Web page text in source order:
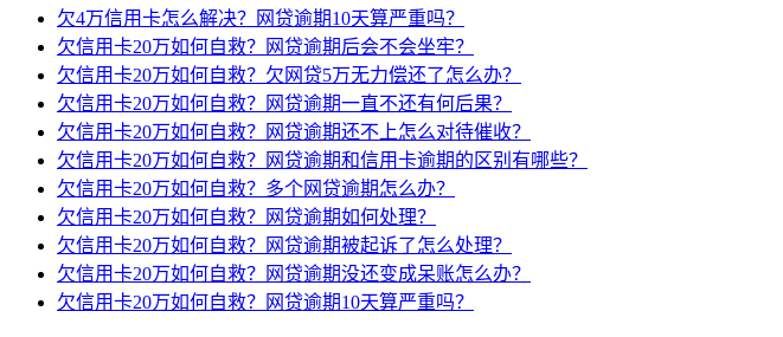
欠4万信用卡怎么解决？网贷逾期10天算严重吗？
欠信用卡20万如何自救？网贷逾期后会不会坐牢？
欠信用卡20万如何自救？欠网贷5万无力偿还了怎么办？
欠信用卡20万如何自救？网贷逾期一直不还有何后果？
欠信用卡20万如何自救？网贷逾期还不上怎么对待催收？
欠信用卡20万如何自救？网贷逾期和信用卡逾期的区别有哪些？
欠信用卡20万如何自救？多个网贷逾期怎么办？
欠信用卡20万如何自救？网贷逾期如何处理？
欠信用卡20万如何自救？网贷逾期被起诉了怎么处理？
欠信用卡20万如何自救？网贷逾期没还变成呆账怎么办？
欠信用卡20万如何自救？网贷逾期10天算严重吗？